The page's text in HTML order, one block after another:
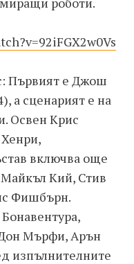
Първият е Джош
а сценарият е на
Освен Крис
включва още
Кий, Стив
Фишбърн.
Мърфи, Арън
изпълнителните